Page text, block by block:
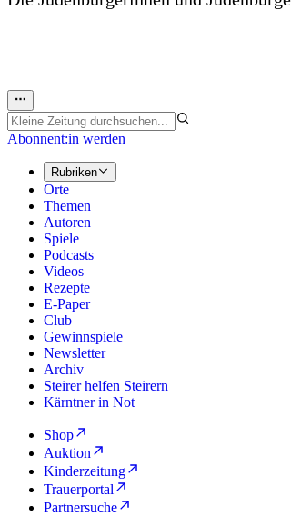
Abonnent:in werden
Rubriken
Orte
Themen
Autoren
Spiele
Podcasts
Videos
Rezepte
E-Paper
Club
Gewinnspiele
Newsletter
Archiv
Steirer helfen Steirern
Kärntner in Not
Shop
Auktion
Kinderzeitung
Trauerportal
Partnersuche